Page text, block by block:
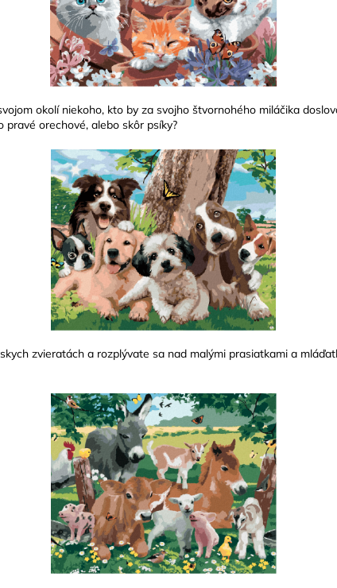
okolí niekoho, kto by za svojho štvornohého miláčika
pravé orechové, alebo skôr psíky?
zvieratách a rozplývate sa nad malými prasiatkami a